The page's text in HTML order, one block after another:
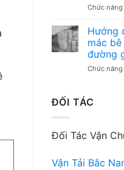
Chức
Hướng
mác
đường
Chức
ĐỐI TÁC
Đối Tác Vận
Vận Tải Bắc